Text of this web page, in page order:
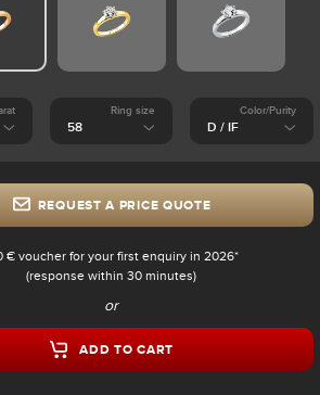
Ring size Color/Purity
REQUEST A PRICE QUOTE
€ voucher for your first enquiry in 2026*
(response within 30 minutes)
or
ADD TO CART